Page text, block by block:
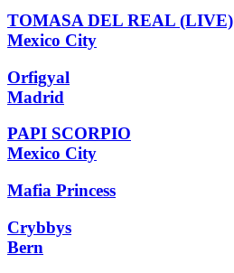
TOMASA DEL REAL (LIVE)
Mexico City
Orfigyal
Madrid
PAPI SCORPIO
Mexico City
Mafia Princess
Crybbys
Bern